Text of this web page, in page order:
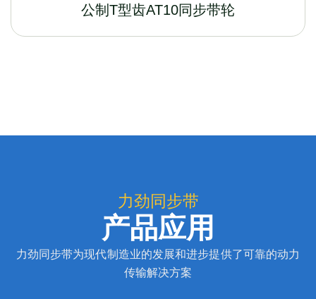
公制T型齿AT10同步带轮
力劲同步带
产品应用
力劲同步带为现代制造业的发展和进步提供了可靠的动力
传输解决方案